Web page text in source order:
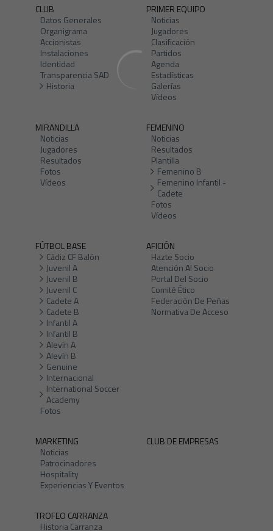
CLUB
Datos Generales
Organigrama
Accionistas
Instalaciones
Identidad
Transparencia SAD
Historia
PRIMER EQUIPO
Noticias
Jugadores
Clasificación
Partidos
Agenda
Estadísticas
Galerías
Vídeos
MIRANDILLA
Noticias
Jugadores
Resultados
Fotos
Vídeos
FEMENINO
Noticias
Resultados
Plantilla
Femenino B
Femenino Infantil -
Cadete
Fotos
Vídeos
FÚTBOL BASE
Cádiz CF Balón
Juvenil A
Juvenil B
Juvenil C
Cadete A
Cadete B
Infantil A
Infantil B
Alevín A
Alevín B
Genuine
Internacional
International Soccer
Academy
Fotos
AFICIÓN
Hazte Socio
Atención Al Socio
Portal Del Socio
Comité Ético
Federación De Peñas
Normativa De Acceso
MARKETING
Noticias
Patrocinadores
Hospitality
Experiencias Y Eventos
CLUB DE EMPRESAS
TROFEO CARRANZA
Historia Carranza